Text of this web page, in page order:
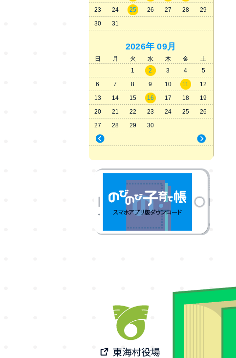
23
24 25 26 27 28
29
30
31
2026年 09月
日 月 火 水 木 金 土
1 2 3 4
5
6
7 8 9 10 11
12
13
14 15 16 17 18
19
20
21 22 23 24 25
26
27
28 29 30